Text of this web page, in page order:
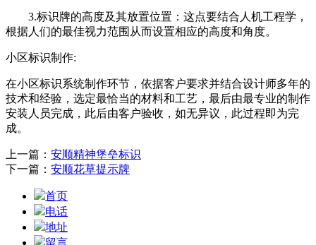
3.标识牌的高度及其放置位置：这点要结合人机工程学，
根据人们的最佳视力范围从而设置相应的高度和角度。
小区标识制作:
在小区标识系统制作环节，依据客户要求并结合设计师多年的
技术和经验，选定最恰当的材料和工艺，最后由最专业的制作
安装人员完成，此后由客户验收，如无异议，此过程即为完
成。
上一篇： 安顺精神堡垒标识
下一篇： 安顺花草提示牌
首页
电话
地址